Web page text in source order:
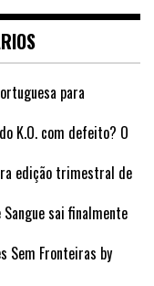
para
K.O. com defeito? O
edição trimestral de
sai finalmente
Sem Fronteiras by